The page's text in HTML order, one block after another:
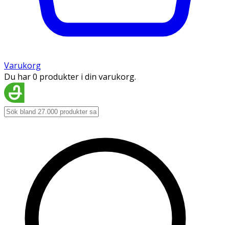
Varukorg
Du har 0 produkter i din varukorg.